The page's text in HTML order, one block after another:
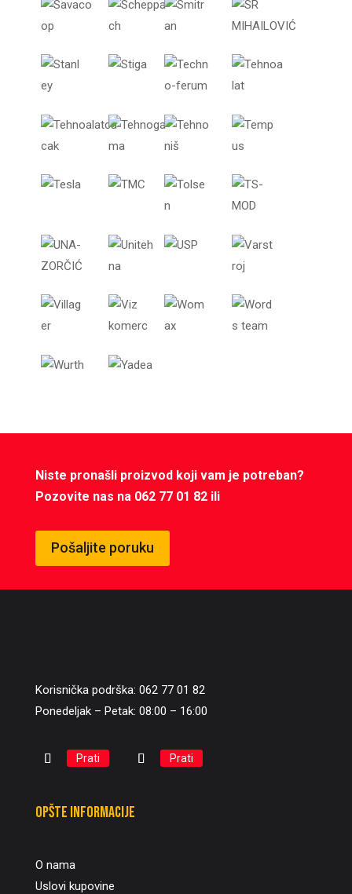
Niste pronašli proizvod koji vam je potreban?
Pozovite nas na 062 77 01 82 ili
Pošaljite poruku
Korisnička podrška: 062 77 01 82
Ponedeljak – Petak: 08:00 – 16:00
Prati Prati
Opšte informacije
O nama
Uslovi kupovine